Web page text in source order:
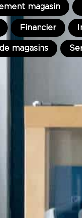
magasin
Financier
magasins